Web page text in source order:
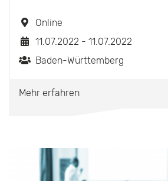
Online
11.07.2022 - 11.07.2022
Baden-Württemberg
Mehr erfahren